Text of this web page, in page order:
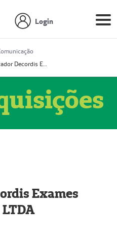
Login
Prestador Decordis Exames Cardiológicos LTDA (51004346-0)
Exames